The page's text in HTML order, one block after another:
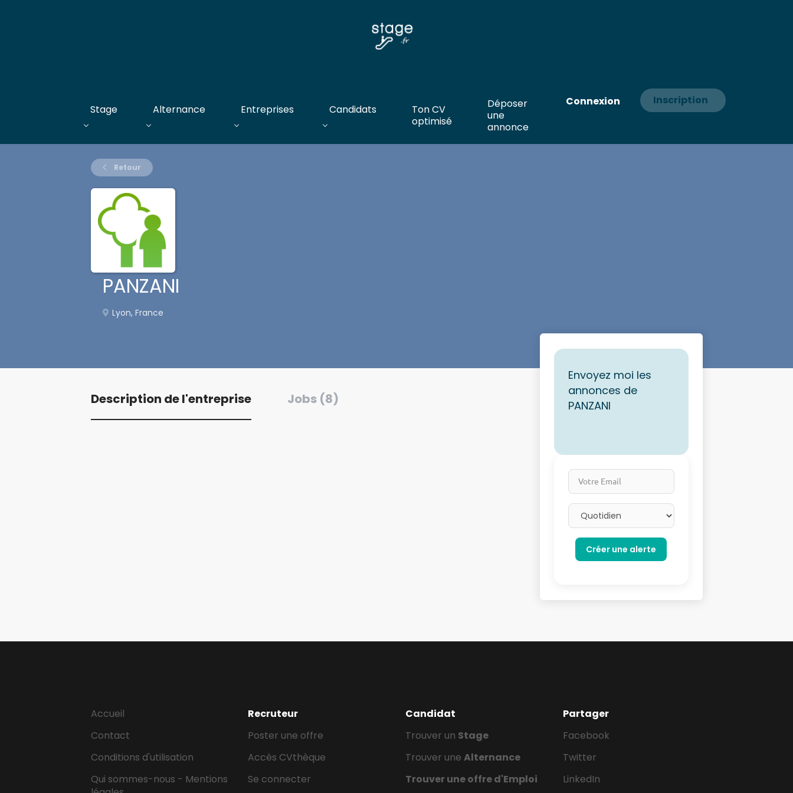
Connexion Inscription
Stage Alternance Entreprises Candidats
Ton CV
optimisé
Déposer
une
annonce
Retour
PANZANI
Lyon, France
Description de l'entreprise Jobs (8)
Envoyez moi les
annonces de
PANZANI
Votre Email
Email frequency
Accueil
Contact
Conditions d'utilisation
Qui sommes-nous - Mentions
Recruteur
Poster une offre
Accès CVthèque
Se connecter
Candidat
Trouver un Stage
Trouver une Alternance
Trouver une offre d'Emploi
Partager
Facebook
Twitter
LinkedIn